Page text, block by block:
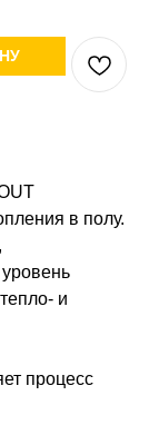
в полу.
и
процесс